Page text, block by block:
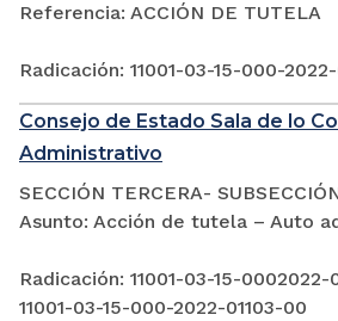
Referencia: ACCIÓN DE TUTELA
Radicación: 11001-03-15-000-
Consejo de Estado Sala de lo
Administrativo
SECCIÓN TERCERA-
Asunto: Acción de tutela – Auto
Radicación: 11001-03-15-0002022-
11001-03-15-000-2022-01103-00